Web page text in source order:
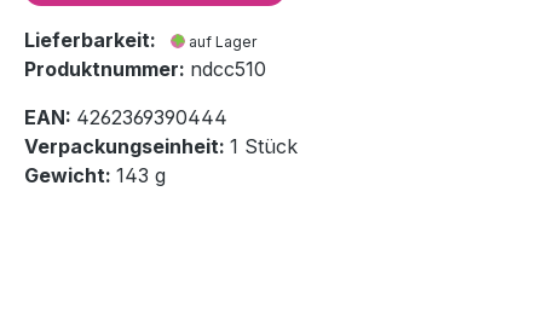
Lieferbarkeit: auf Lager
Produktnummer: ndcc510
EAN: 4262369390444
Verpackungseinheit: 1 Stück
Gewicht: 143 g